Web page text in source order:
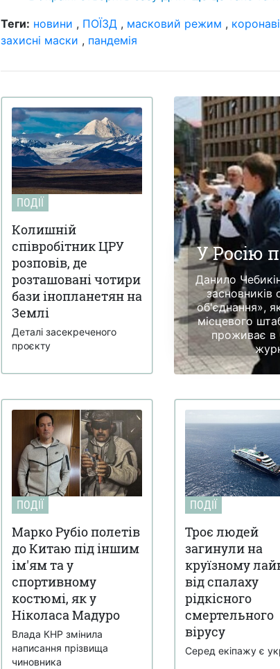
Теги: новини , ПОЇЗД , масковий режим ,
захисні маски , пандемія
ПОДІЇ
Колишній
співробітник ЦРУ
розповів, де
розташовані чотири
бази інопланетян на
Землі
Деталі засекреченого
проєкту
У Росію
Данило
засновників
об'єднання»,
місцевого
проживає в
ПОДІЇ
Марко Рубіо полетів
до Китаю під іншим
ім'ям та у
спортивному
костюмі, як у
Ніколаса Мадуро
Влада КНР змінила
написання прізвища
чиновника
ПОДІЇ
Троє людей
загинули на
круїзному
від спалаху
рідкісного
смертельного
вірусу
Серед екіпажу є